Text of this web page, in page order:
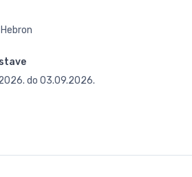
Hebron
do 03.09.2026.